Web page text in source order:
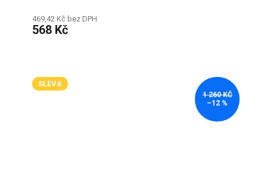
469,42 Kč bez DPH
568 Kč
SLEVA
1 260 KČ
–12 %